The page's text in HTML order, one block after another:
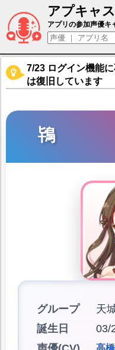
アプキャス
鴇（声優：
アプリの参加声優キ
7/23 ログイン機能
は復旧しています
鴇
グループ
天
誕生日
03/
高